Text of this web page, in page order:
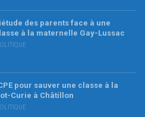
des parents face à une
à la maternelle Gay-Lussac
pour sauver une classe à la
Curie à Châtillon